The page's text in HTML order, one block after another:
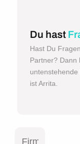
Du hast
Hast Du
Partner? Dann
ist Arrita.